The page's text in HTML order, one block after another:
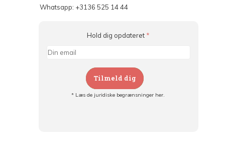
Whatsapp: +3136 525 14 44
Hold dig opdateret *
Tilmeld dig
* Læs de juridiske begrænsninger her.